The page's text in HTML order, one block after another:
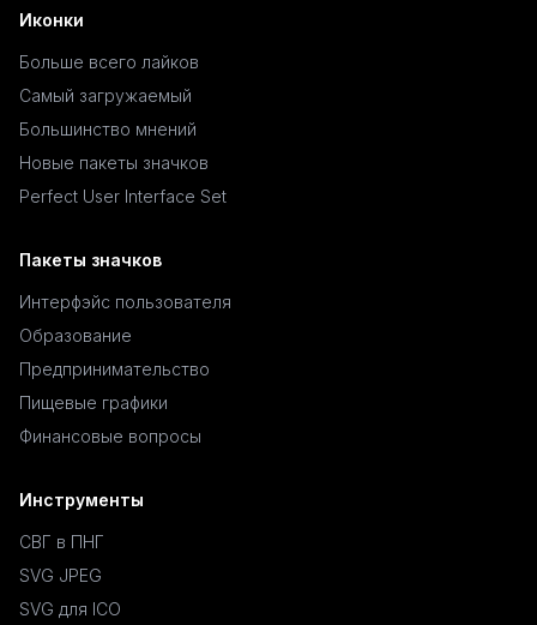
Иконки
Больше всего лайков
Самый загружаемый
Большинство мнений
Новые пакеты значков
Perfect User Interface Set
Пакеты значков
Интерфэйс пользователя
Образование
Предпринимательство
Пищевые графики
Финансовые вопросы
Инструменты
СВГ в ПНГ
SVG JPEG
SVG для ICO